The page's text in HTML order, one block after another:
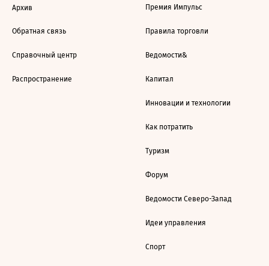
Архив
Обратная связь
Справочный центр
Распространение
Премия Импульс
Правила торговли
Ведомости&
Капитал
Инновации и технологии
Как потратить
Туризм
Форум
Ведомости Северо-Запад
Идеи управления
Спорт